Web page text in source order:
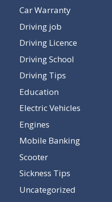
Car Warranty
Driving job
Driving Licence
Driving School
Driving Tips
Education
Electric Vehicles
Engines
Mobile Banking
Scooter
Sickness Tips
Uncategorized